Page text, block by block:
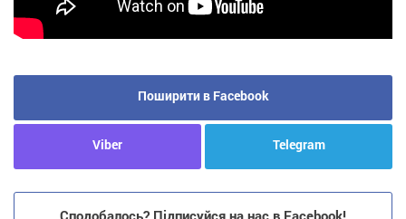
Поширити в Facebook
Viber Telegram
Сподобалось? Підписуйся на нас в Facebook!